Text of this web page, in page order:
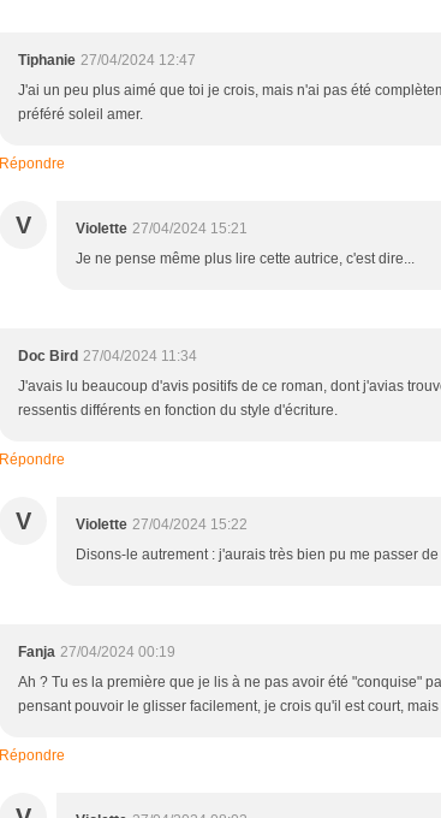
Tiphanie 27/04/2024 12:47
J'ai un peu plus aimé que toi je crois, mais n'ai pas été
préféré soleil amer.
Répondre
V Violette 27/04/2024 15:21
Je ne pense même plus lire cette autrice, c'est dire...
Doc Bird 27/04/2024 11:34
J'avais lu beaucoup d'avis positifs de ce roman, dont j'avias
ressentis différents en fonction du style d'écriture.
Répondre
V Violette 27/04/2024 15:22
Disons-le autrement : j'aurais très bien pu me passer
Fanja 27/04/2024 00:19
Ah ? Tu es la première que je lis à ne pas avoir été "conquise"
pensant pouvoir le glisser facilement, je crois qu'il est court,
Répondre